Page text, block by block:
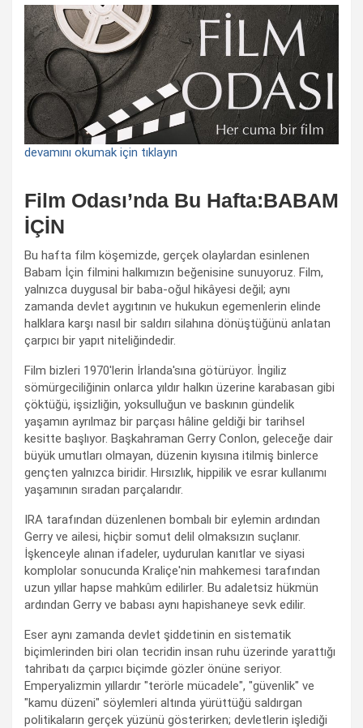
devamını okumak için tıklayın
Film Odası’nda Bu Hafta:BABAM
İÇİN
Bu hafta film köşemizde, gerçek olaylardan esinlenen
Babam İçin filmini halkımızın beğenisine sunuyoruz. Film,
yalnızca duygusal bir baba-oğul hikâyesi değil; aynı
zamanda devlet aygıtının ve hukukun egemenlerin elinde
halklara karşı nasıl bir saldırı silahına dönüştüğünü anlatan
çarpıcı bir yapıt niteliğindedir.
Film bizleri 1970'lerin İrlanda'sına götürüyor. İngiliz
sömürgeciliğinin onlarca yıldır halkın üzerine karabasan gibi
çöktüğü, işsizliğin, yoksulluğun ve baskının gündelik
yaşamın ayrılmaz bir parçası hâline geldiği bir tarihsel
kesitte başlıyor. Başkahraman Gerry Conlon, geleceğe dair
büyük umutları olmayan, düzenin kıyısına itilmiş binlerce
gençten yalnızca biridir. Hırsızlık, hippilik ve esrar kullanımı
yaşamının sıradan parçalarıdır.
IRA tarafından düzenlenen bombalı bir eylemin ardından
Gerry ve ailesi, hiçbir somut delil olmaksızın suçlanır.
İşkenceyle alınan ifadeler, uydurulan kanıtlar ve siyasi
komplolar sonucunda Kraliçe'nin mahkemesi tarafından
uzun yıllar hapse mahkûm edilirler. Bu adaletsiz hükmün
ardından Gerry ve babası aynı hapishaneye sevk edilir.
Eser aynı zamanda devlet şiddetinin en sistematik
biçimlerinden biri olan tecridin insan ruhu üzerinde yarattığı
tahribatı da çarpıcı biçimde gözler önüne seriyor.
Emperyalizmin yıllardır "terörle mücadele", "güvenlik" ve
"kamu düzeni" söylemleri altında yürüttüğü saldırgan
politikaların gerçek yüzünü gösterirken; devletlerin işlediği